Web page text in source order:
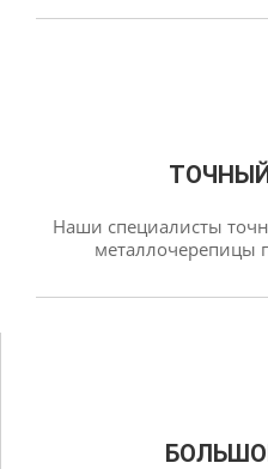
Наши специалисты
металлочерепицы